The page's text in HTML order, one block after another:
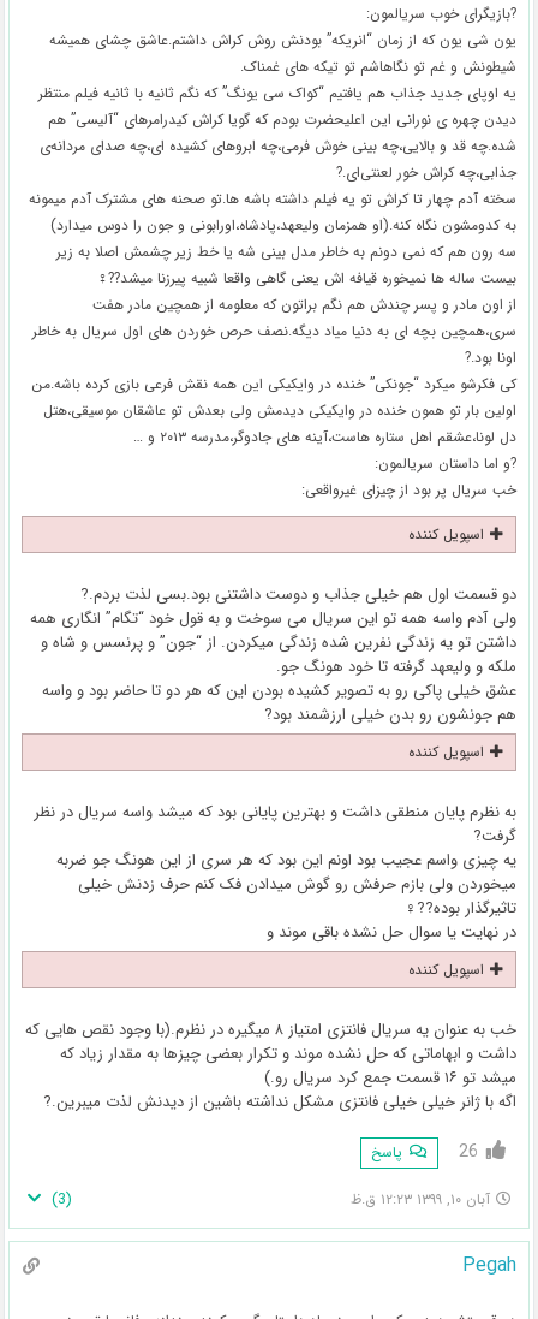
?بازیگرای خوب سریالمون:
یون شی یون که از زمان “انریکه” بودنش روش کراش داشتم.عاشق چشای همیشه
شیطونش و غم تو نگاهاشم تو تیکه های غمناک.
یه اوپای جدید جذاب هم یافتیم “کواک سی یونگ” که نگم ثانیه با ثانیه فیلم منتظر
دیدن چهره ی نورانی این اعلیحضرت بودم که گویا کراش کیدرامرهای “آلیسی” هم
شده.چه قد و بالایی،چه بینی خوش فرمی،چه ابروهای کشیده ای،چه صدای مردانه‌ی
جذابی،چه کراش خور لعنتی‌ای.?
سخته آدم چهار تا کراش تو یه فیلم داشته باشه ها.تو صحنه های مشترک آدم میمونه
به کدومشون نگاه کنه.(او همزمان ولیعهد،پادشاه،اورابونی و جون را دوس میدارد)
سه رون هم که نمی دونم به خاطر مدل بینی شه یا خط زیر چشمش اصلا به زیر
بیست ساله ها نمیخوره قیافه اش یعنی گاهی واقعا شبیه پیرزنا میشد??‍♀️
از اون مادر و پسر چندش هم نگم براتون که معلومه از همچین مادر هفت
سری،همچین بچه ای به دنیا میاد دیگه.نصف حرص خوردن های اول سریال به خاطر
اونا بود.?
کی فکرشو میکرد “جونکی” خنده در وایکیکی این همه نقش فرعی بازی کرده باشه.من
اولین بار تو همون خنده در وایکیکی دیدمش ولی بعدش تو عاشقان موسیقی،هتل
دل لونا،عشقم اهل ستاره هاست،آینه های جادوگر،مدرسه ۲۰۱۳ و …
?و اما داستان سریالمون:
خب سریال پر بود از چیزای غیرواقعی:
اسپویل کننده
دو قسمت اول هم خیلی جذاب و دوست داشتنی بود.بسی لذت بردم.?
ولی آدم واسه همه تو این سریال می سوخت و به قول خود “تگام” انگاری همه
داشتن تو یه زندگی نفرین شده زندگی میکردن. از “جون” و پرنسس و شاه و
ملکه و ولیعهد گرفته تا خود هونگ جو.
عشق خیلی پاکی رو به تصویر کشیده بودن این که هر دو تا حاضر بود و واسه
هم جونشون رو بدن خیلی ارزشمند بود?
اسپویل کننده
به نظرم پایان منطقی داشت و بهترین پایانی بود که میشد واسه سریال در نظر
گرفت?
یه چیزی واسم عجیب بود اونم این بود که هر سری از این هونگ جو ضربه
میخوردن ولی بازم حرفش رو گوش میدادن فک کنم حرف زدنش خیلی
تاثیرگذار بوده??‍♀️
در نهایت یا سوال حل نشده باقی موند و
اسپویل کننده
خب به عنوان یه سریال فانتزی امتیاز ۸ میگیره در نظرم.(با وجود نقص هایی که
داشت و ابهاماتی که حل نشده موند و تکرار بعضی چیزها به مقدار زیاد که
میشد تو ۱۶ قسمت جمع کرد سریال رو.)
اگه با ژانر خیلی خیلی فانتزی مشکل نداشته باشین از دیدنش لذت میبرین.?
26 پاسخ
آبان ۱۰, ۱۳۹۹ ۱۲:۲۳ ق.ظ (
3
)
Pegah